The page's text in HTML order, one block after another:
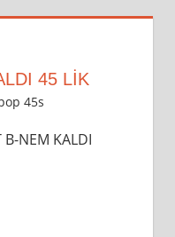
45 LİK
45s
NEM KALDI